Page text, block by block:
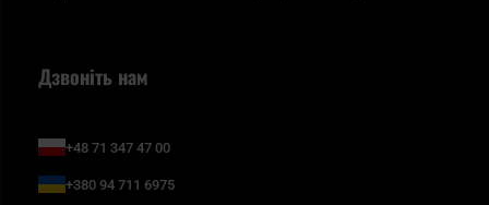
Дзвоніть нам
+48 71 347 47 00
+380 94 711 6975